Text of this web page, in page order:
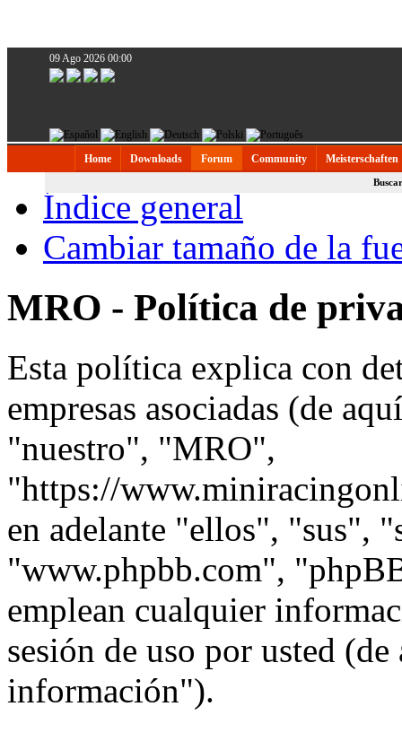
09 Ago 2026 00:00
Home Downloads Forum Community Meisterschaften
Buscar
Índice general
Cambiar tamaño de la
MRO - Política de
Esta política explica con
empresas asociadas (de
"nuestro", "MRO",
"https://
en adelante "ellos", "sus",
"www.phpbb.com",
emplean cualquier
sesión de uso por usted
información").